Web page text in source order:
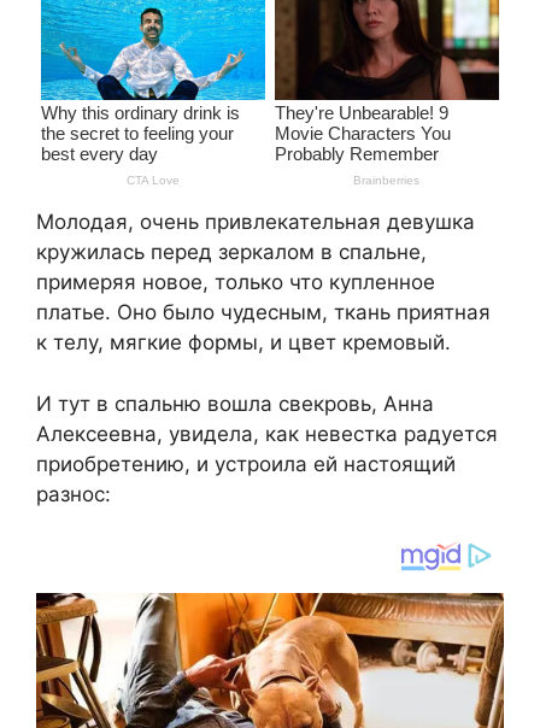
Молодая, очень привлекательная девушка
кружилась перед зеркалом в спальне,
примеряя новое, только что купленное
платье. Оно было чудесным, ткань приятная
к телу, мягкие формы, и цвет кремовый.
И тут в спальню вошла свекровь, Анна
Алексеевна, увидела, как невестка радуется
приобретению, и устроила ей настоящий
разнос: